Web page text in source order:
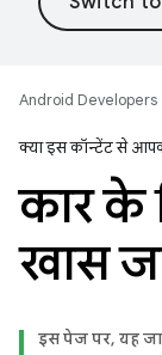
Android Developers
क्या इस कॉन्टेंट से
कार के
खास
इस पेज पर, यह